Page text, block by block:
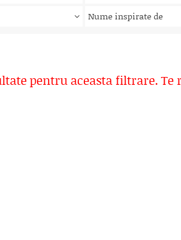
Nume inspirate de
pentru aceasta filtrare.